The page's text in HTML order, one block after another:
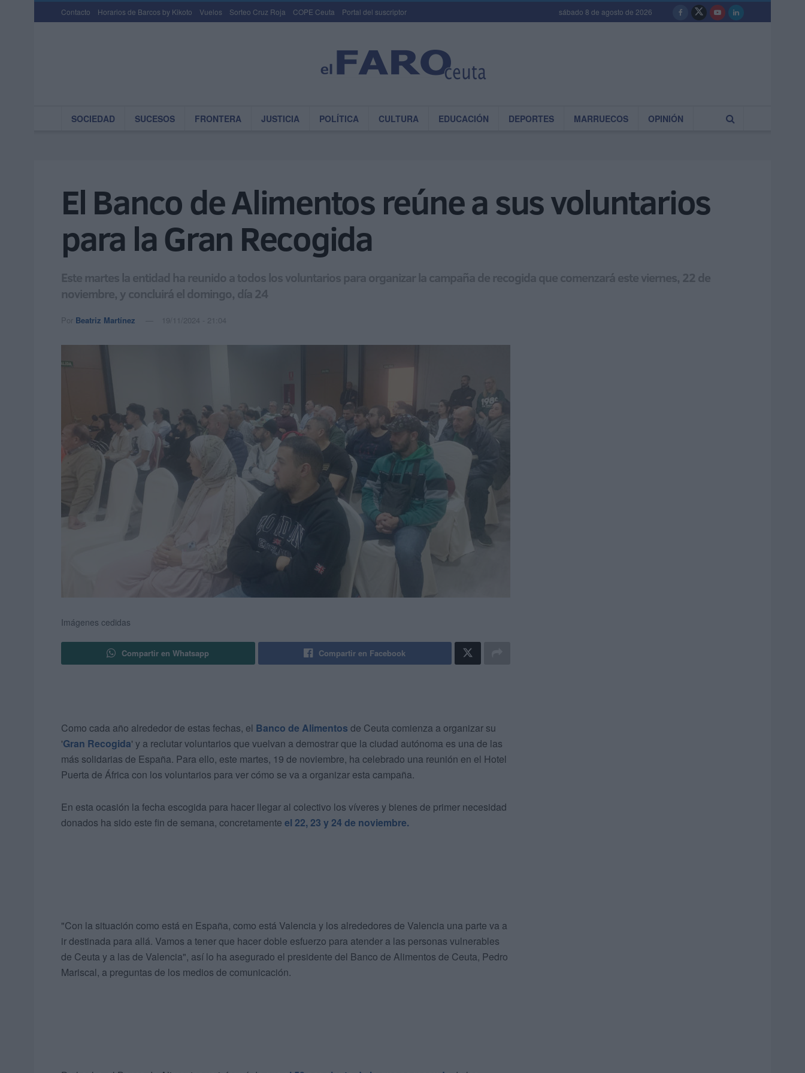
Contacto Horarios de Barcos by Kikoto Vuelos Sorteo Cruz Roja COPE Ceuta Portal del suscriptor sábado 8 de agosto de 2026
SOCIEDAD SUCESOS FRONTERA JUSTICIA POLÍTICA CULTURA EDUCACIÓN DEPORTES MARRUECOS OPINIÓN
El Banco de Alimentos reúne a sus voluntarios
para la Gran Recogida
Este martes la entidad ha reunido a todos los voluntarios para organizar la campaña de recogida que comenzará este viernes, 22 de
noviembre, y concluirá el domingo, día 24
Por Beatriz Martínez 19/11/2024 - 21:04
Imágenes cedidas
Compartir en Whatsapp Compartir en Facebook
Como cada año alrededor de estas fechas, el Banco de Alimentos de Ceuta comienza a organizar su
'Gran Recogida' y a reclutar voluntarios que vuelvan a demostrar que la ciudad autónoma es una de las
más solidarias de España. Para ello, este martes, 19 de noviembre, ha celebrado una reunión en el Hotel
Puerta de África con los voluntarios para ver cómo se va a organizar esta campaña.
En esta ocasión la fecha escogida para hacer llegar al colectivo los víveres y bienes de primer necesidad
donados ha sido este fin de semana, concretamente el 22, 23 y 24 de noviembre.
"Con la situación como está en España, como está Valencia y los alrededores de Valencia una parte va a
ir destinada para allá. Vamos a tener que hacer doble esfuerzo para atender a las personas vulnerables
de Ceuta y a las de Valencia", así lo ha asegurado el presidente del Banco de Alimentos de Ceuta, Pedro
Mariscal, a preguntas de los medios de comunicación.